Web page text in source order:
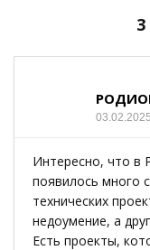
Интересно, что в
появилось много
технических
недоумение, а
Есть проекты,